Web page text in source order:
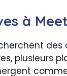
à
des
plusieurs